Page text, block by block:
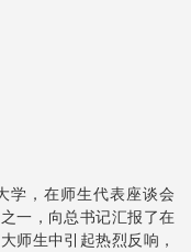
学，在师生代表座谈会
一，向总书记汇报了在
师生中引起热烈反响，